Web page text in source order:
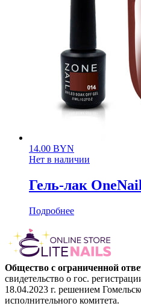
14.00 BYN
Нет в наличии
Гель-лак
Подробнее
Общество с ограниченной
свидетельство о гос.
18.04.2023 г. решением
исполнительного комитета.